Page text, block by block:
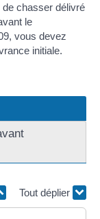
chasser délivré
le
vous devez
initiale.
Tout déplier